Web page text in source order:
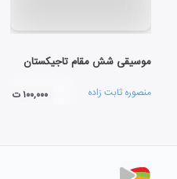
موسیقی شش مقام تاجیکستان
منصوره ثابت زاده ۱۰۰,۰۰۰ ت